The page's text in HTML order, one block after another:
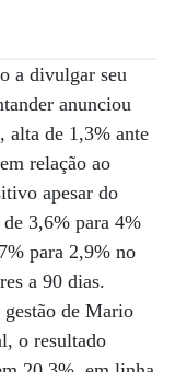
a divulgar seu
anunciou
alta de 1,3% ante
relação ao
apesar do
3,6% para 4%
para 2,9% no
a 90 dias.
de Mario
o resultado